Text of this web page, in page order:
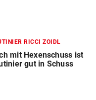
RICCI ZOIDL
mit Hexenschuss ist
gut in Schuss